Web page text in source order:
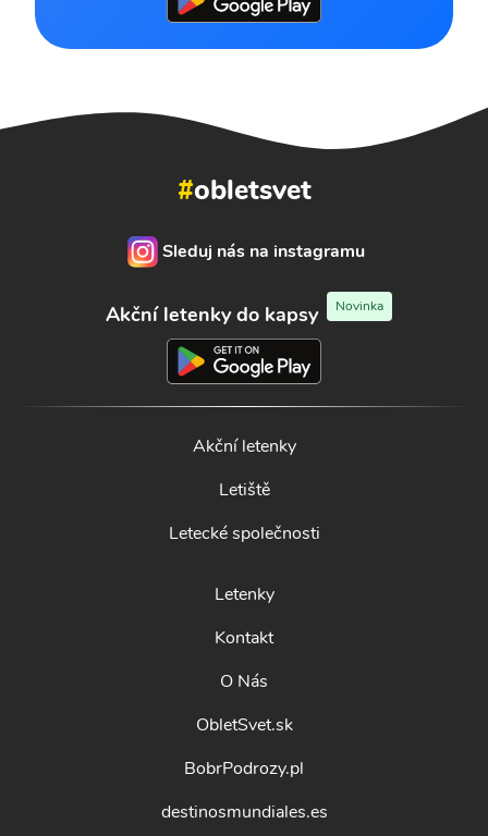
#obletsvet
Sleduj nás na instagramu
Akční letenky do kapsy Novinka
Akční letenky
Letiště
Letecké společnosti
Letenky
Kontakt
O Nás
ObletSvet.sk
BobrPodrozy.pl
destinosmundiales.es